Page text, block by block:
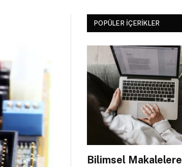
POPÜLER İÇERIKLER
Bilimsel Makalelere